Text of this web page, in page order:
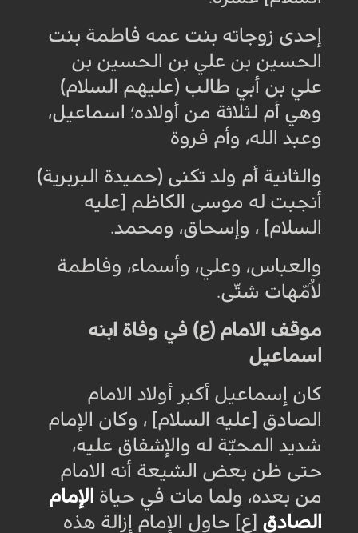
إحدى زوجاته بنت عمه فاطمة بنت
الحسين بن علي بن الحسين بن
علي بن أبي طالب (عليهم السلام)
وهي أم لثلاثة من أولاده؛ اسماعيل،
وعبد الله، وأم فروة
والثانية أم ولد تكنى (حميدة البربرية)
أنجبت له موسى الكاظم [عليه
السلام] ، وإسحاق، ومحمد.
والعباس، وعلي، وأسماء، وفاطمة
لاُمّهات شتّى.
موقف الامام (ع) في وفاة ابنه
اسماعيل
كان إسماعيل أكبر أولاد الامام
الصادق [عليه السلام] ، وكان الإمام
شديد المحبّة له والإشفاق عليه،
حتى ظن بعض الشيعة أنه الامام
من بعده، ولما مات في حياة الإمام
الصادق [ع] حاول الإمام إزالة هذه